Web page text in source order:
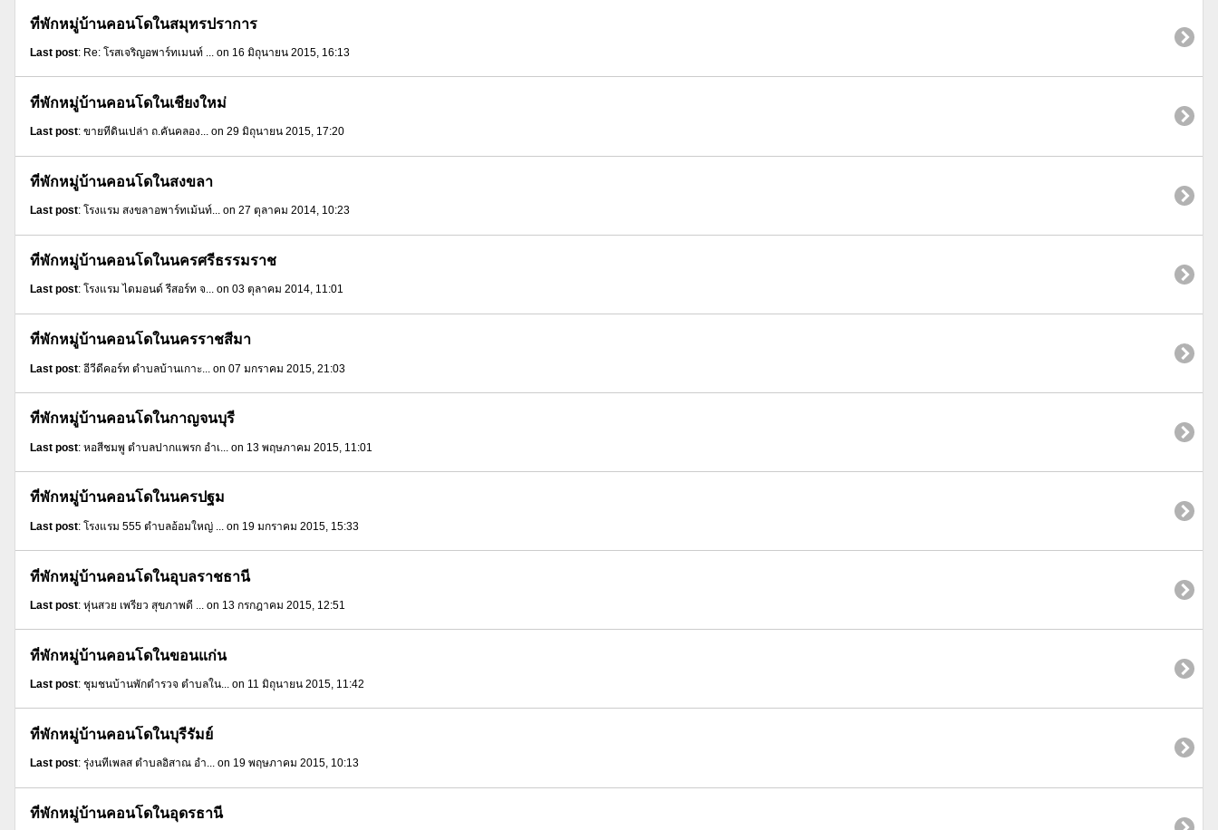
ที่พักหมู่บ้านคอนโดในสมุทรปราการ
Last post: Re: โรสเจริญอพาร์ทเมนท์ ... on 16 มิถุนายน 2015, 16:13
ที่พักหมู่บ้านคอนโดในเชียงใหม่
Last post: ขายที่ดินเปล่า ถ.คันคลอง... on 29 มิถุนายน 2015, 17:20
ที่พักหมู่บ้านคอนโดในสงขลา
Last post: โรงแรม สงขลาอพาร์ทเม้นท์... on 27 ตุลาคม 2014, 10:23
ที่พักหมู่บ้านคอนโดในนครศรีธรรมราช
Last post: โรงแรม ไดมอนด์ รีสอร์ท จ... on 03 ตุลาคม 2014, 11:01
ที่พักหมู่บ้านคอนโดในนครราชสีมา
Last post: อีวีดีคอร์ท ตำบลบ้านเกาะ... on 07 มกราคม 2015, 21:03
ที่พักหมู่บ้านคอนโดในกาญจนบุรี
Last post: หอสีชมพู ตำบลปากแพรก อำเ... on 13 พฤษภาคม 2015, 11:01
ที่พักหมู่บ้านคอนโดในนครปฐม
Last post: โรงแรม 555 ตำบลอ้อมใหญ่ ... on 19 มกราคม 2015, 15:33
ที่พักหมู่บ้านคอนโดในอุบลราชธานี
Last post: หุ่นสวย เพรียว สุขภาพดี ... on 13 กรกฎาคม 2015, 12:51
ที่พักหมู่บ้านคอนโดในขอนแก่น
Last post: ชุมชนบ้านพักตำรวจ ตำบลใน... on 11 มิถุนายน 2015, 11:42
ที่พักหมู่บ้านคอนโดในบุรีรัมย์
Last post: รุ่งนทีเพลส ตำบลอิสาณ อำ... on 19 พฤษภาคม 2015, 10:13
ที่พักหมู่บ้านคอนโดในอุดรธานี